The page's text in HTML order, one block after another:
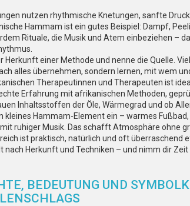
nutzen rhythmische Knetungen, sanfte
Hammam ist ein gutes Beispiel: Dampf,
Rituale, die Musik und Atem einbeziehen –
Herkunft einer Methode und nenne die Quelle.
alles übernehmen, sondern lernen, mit wem
Therapeutinnen und Therapeuten ist ideal.
Erfahrung mit afrikanischen Methoden,
Inhaltsstoffen der Öle, Wärmegrad und ob
kleines Hammam-Element ein – warmes
ruhiger Musik. Das schafft Atmosphäre ohne
ist praktisch, natürlich und oft überraschend
Herkunft und Techniken – und nimm dir
BEDEUTUNG UND